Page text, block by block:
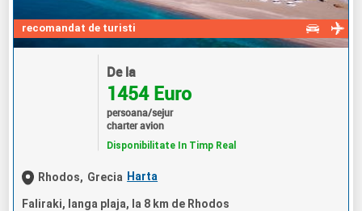
recomandat de turisti
De la
1454 Euro
persoana/sejur
charter avion
Disponibilitate In Timp Real
Rhodos, Grecia Harta
Faliraki, langa plaja, la 8 km de Rhodos